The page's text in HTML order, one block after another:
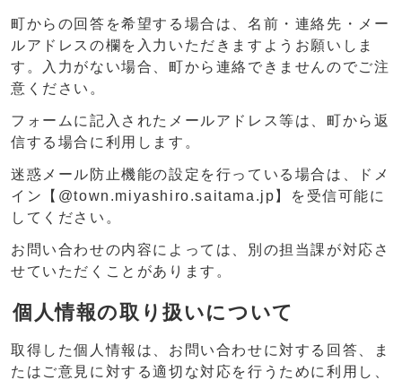
町からの回答を希望する場合は、名前・連絡先・メー
ルアドレスの欄を入力いただきますようお願いしま
す。入力がない場合、町から連絡できませんのでご注
意ください。
フォームに記入されたメールアドレス等は、町から返
信する場合に利用します。
迷惑メール防止機能の設定を行っている場合は、ドメ
イン【@town.miyashiro.saitama.jp】を受信可能に
してください。
お問い合わせの内容によっては、別の担当課が対応さ
せていただくことがあります。
個人情報の取り扱いについて
取得した個人情報は、お問い合わせに対する回答、ま
たはご意見に対する適切な対応を行うために利用し、